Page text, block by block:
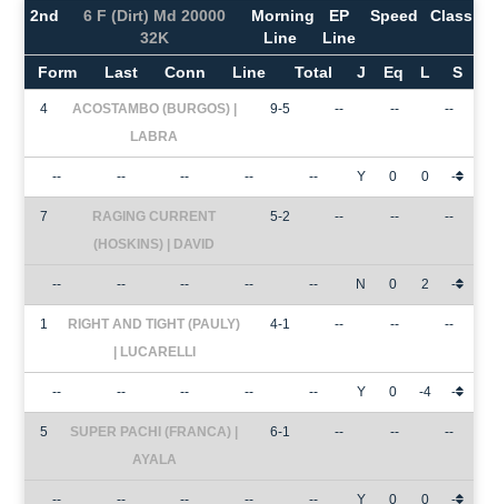
2nd
6 F (Dirt) Md 20000
32K
Morning
Line
EP
Line
Speed Class
Form Last Conn Line Total J Eq L S
4
ACOSTAMBO (BURGOS) |
LABRA
9-5 -- -- --
-- -- -- -- -- Y 0 0 -
7
RAGING CURRENT
(HOSKINS) | DAVID
5-2 -- -- --
-- -- -- -- -- N 0 2 -
1
RIGHT AND TIGHT (PAULY)
| LUCARELLI
4-1 -- -- --
-- -- -- -- -- Y 0 -4 -
5
SUPER PACHI (FRANCA) |
AYALA
6-1 -- -- --
-- -- -- -- -- Y 0 0 -